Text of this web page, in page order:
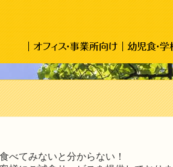
べてみないと分からない！